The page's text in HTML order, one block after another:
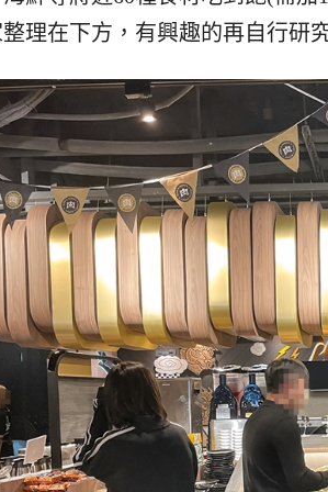
理在下方，有興趣的再自行研